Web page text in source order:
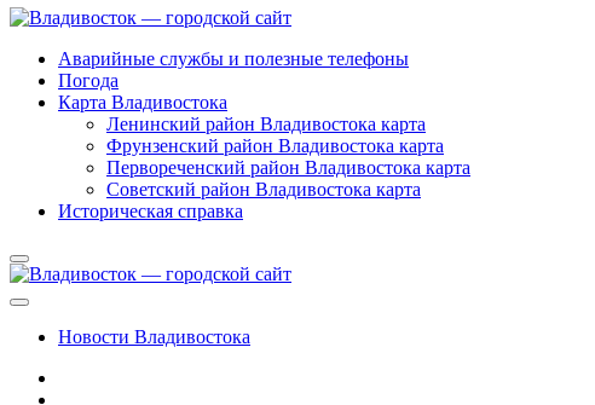
Владивосток — городской сайт
Аварийные службы и полезные телефоны
Погода
Карта Владивостока
Ленинский район Владивостока карта
Фрунзенский район Владивостока карта
Первореченский район Владивостока карта
Советский район Владивостока карта
Историческая справка
Новости Владивостока